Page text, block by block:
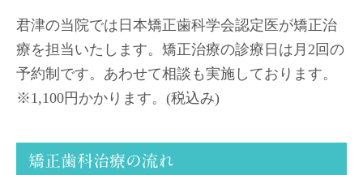
君津の当院では日本矯正歯科学会認定医が矯正治
療を担当いたします。矯正治療の診療日は月2回の
予約制です。あわせて相談も実施しております。
※1,100円かかります。(税込み)
矯正歯科治療の流れ